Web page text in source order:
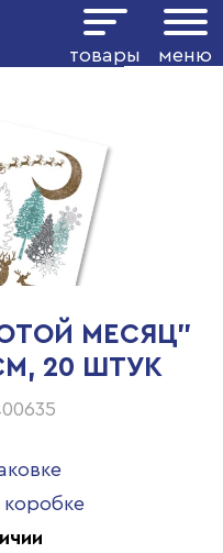
товары меню
МЕСЯЦ"
20 ШТУК
коробке